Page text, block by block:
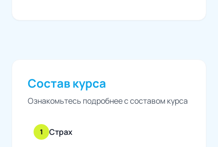
Состав курса
Ознакомьтесь подробнее с составом курса
1 Страх